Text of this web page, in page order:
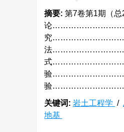
摘要: 第7卷第1期（
论
究………………………陈国
法
式
验
验
关键词: 岩土工程学 /
地基